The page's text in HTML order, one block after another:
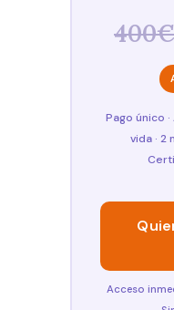
400€
Pago único
vida · 2
Acceso